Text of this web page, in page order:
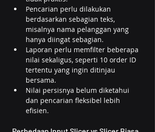
Pencarian perlu dilakukan
berdasarkan sebagian teks,
misalnya nama pelanggan yang
hanya diingat sebagian.
Laporan perlu memfilter beberapa
nilai sekaligus, seperti 10 order ID
tertentu yang ingin ditinjau
bersama.
Nilai persisnya belum diketahui
dan pencarian fleksibel lebih
efisien.